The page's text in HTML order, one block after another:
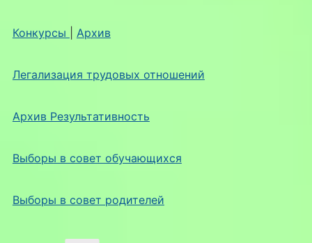
Конкурсы Архив
Легализация трудовых отношений
Архив Результативность
Выборы в совет обучающихся
Выборы в совет родителей